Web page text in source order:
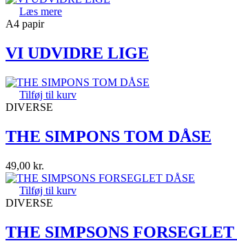
Læs mere
A4 papir
VI UDVIDRE LIGE
Tilføj til kurv
DIVERSE
THE SIMPONS TOM DÅSE
49,00 kr.
Tilføj til kurv
DIVERSE
THE SIMPSONS FORSEGLET